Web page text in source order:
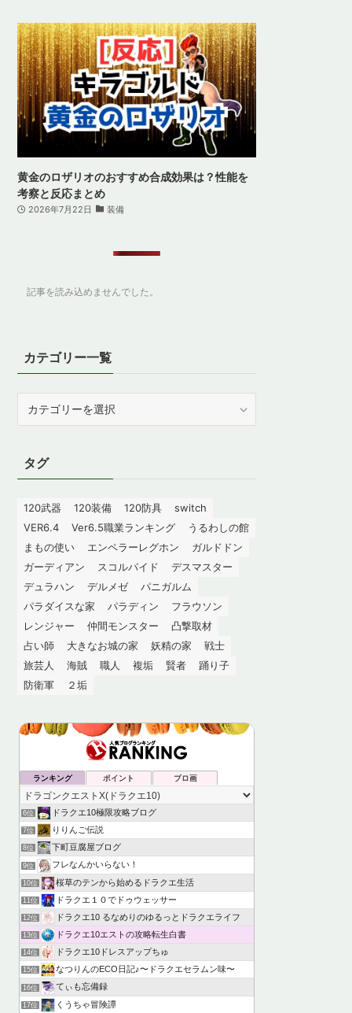
黄金のロザリオのおすすめ合成効果は？性能を
考察と反応まとめ
2026年7月22日 装備
記事を読み込めませんでした。
カテゴリー一覧
ー
覧
タグ
120武器 120装備 120防具
switch
VER6.4
Ver6.5職業ランキング
うるわしの館
まもの使い
エンペラーレグホン
ガルドドン
ガーディアン
スコルパイド
デスマスター
デュラハン
デルメゼ
パニガルム
パラダイスな家
パラディン
フラウソン
レンジャー
仲間モンスター
凸撃取材
占い師
大きなお城の家 妖精の家
戦士
旅芸人
海賊 職人 複垢 賢者
踊り子
防衛軍
２垢
ランキング ポイント ブロ画
6位 ドラクエ10極限攻略ブログ
7位 りりんご伝説
8位 下町豆腐屋ブログ
9位 フレなんかいらない！
10位 桜草のテンから始めるドラクエ生活
11位 ドラクエ１０でドゥウェッサー
12位 ドラクエ10 るなめりのゆるっとドラクエライフ
13位 ドラクエ10エストの攻略転生白書
14位 ドラクエ10ドレスアップちゅ
15位 なつりんのECO日記♪〜ドラクエセラムン味〜
16位 てぃも忘備録
17位 くうちゃ冒険譚